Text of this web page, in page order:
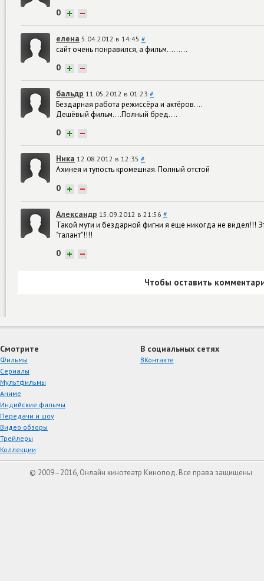
0 + −
елена 5.04.2012 в 14:45 #
сайт очень понравился, а фильм.........
0 + −
бальдр 11.05.2012 в 01:23 #
Бездарная работа режиссёра и актёров....
Дешёвый фильм....Полный бред....
0 + −
Ника 12.08.2012 в 12:35 #
Ахинея и тупость кромешная. Полный отстой
0 + −
Александр 15.09.2012 в 21:56 #
Такой мути и бездарной фигни я еще никогда не видел!!!
"талант"!!!!
0 + −
Чтобы оставить
Смотрите
Фильмы
Сериалы
Мультфильмы
Аниме
Индийские фильмы
Передачи и шоу
Видео обзоры
Трейлеры
Коллекции
В социальных сетях
ВКонтакте
© 2009–2016, Онлайн кинотеатр Кинопод. Все права защищены